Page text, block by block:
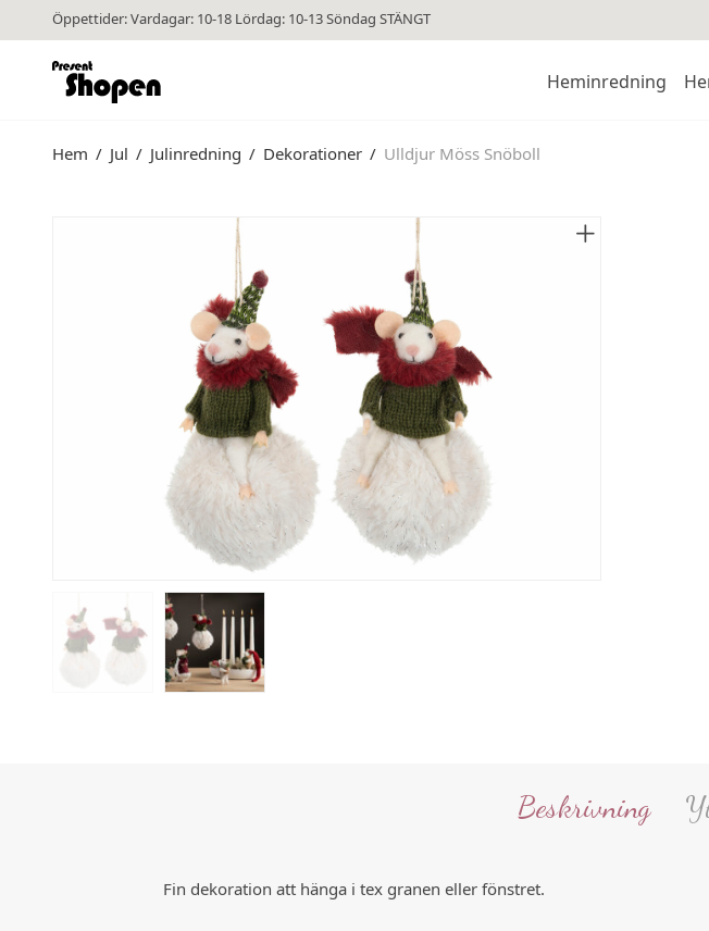
Öppettider: Vardagar: 10-18 Lördag: 10-13 Söndag STÄNGT
Heminredning
Hem / Jul / Julinredning / Dekorationer / Ulldjur Möss Snöboll
Beskrivning
Fin dekoration att hänga i tex granen eller fönstret.